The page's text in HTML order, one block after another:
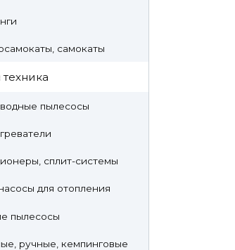
самокаты
пылесосы
сплит-системы
для отопления
пылесосы
ручные, кемпинговые